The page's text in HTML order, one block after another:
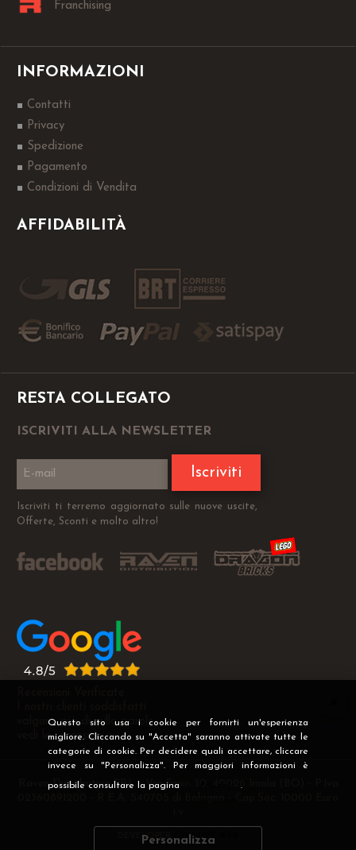
Questo sito usa i cookie per fornirti un'esperienza
migliore. Cliccando su "Accetta" saranno attivate tutte le
categorie di cookie. Per decidere quali accettare, cliccare
invece su "Personalizza". Per maggiori informazioni è
possibile consultare la pagina .
Personalizza
Franchising
INFORMAZIONI
Contatti
Privacy
Spedizione
Pagamento
Condizioni di Vendita
AFFIDABILITÀ
RESTA COLLEGATO
ISCRIVITI ALLA NEWSLETTER
Iscriviti
Iscriviti ti terremo aggiornato sulle nuove uscite,
Offerte, Sconti e molto altro!
valgono più di mille parole
vedi le recensioni >
Raven Distribution SRL - Via Fanin 30, 40026 Imola (BO) - P.Iva
DEVELOPER CREATIVE WEB